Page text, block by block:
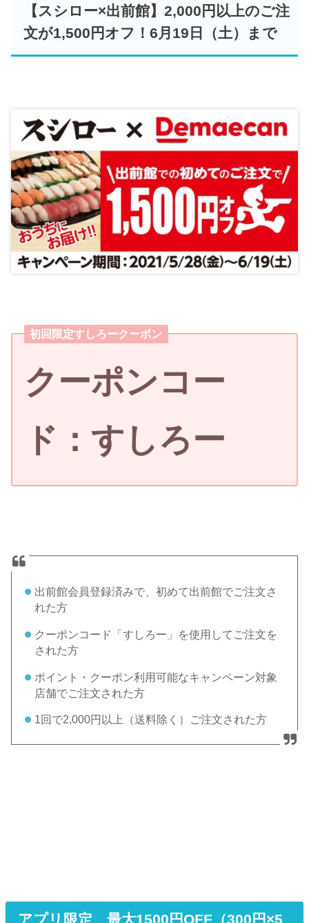
【スシロー×出前館】2,000円以上のご注
文が1,500円オフ！6月19日（土）まで
初回限定すしろークーポン
クーポンコー
ド：すしろー
出前館会員登録済みで、初めて出前館でご注文さ
れた方
クーポンコード「すしろー」を使用してご注文を
された方
ポイント・クーポン利用可能なキャンペーン対象
店舗でご注文された方
1回で2,000円以上（送料除く）ご注文された方
アプリ限定 最大1500円OFF（300円×5